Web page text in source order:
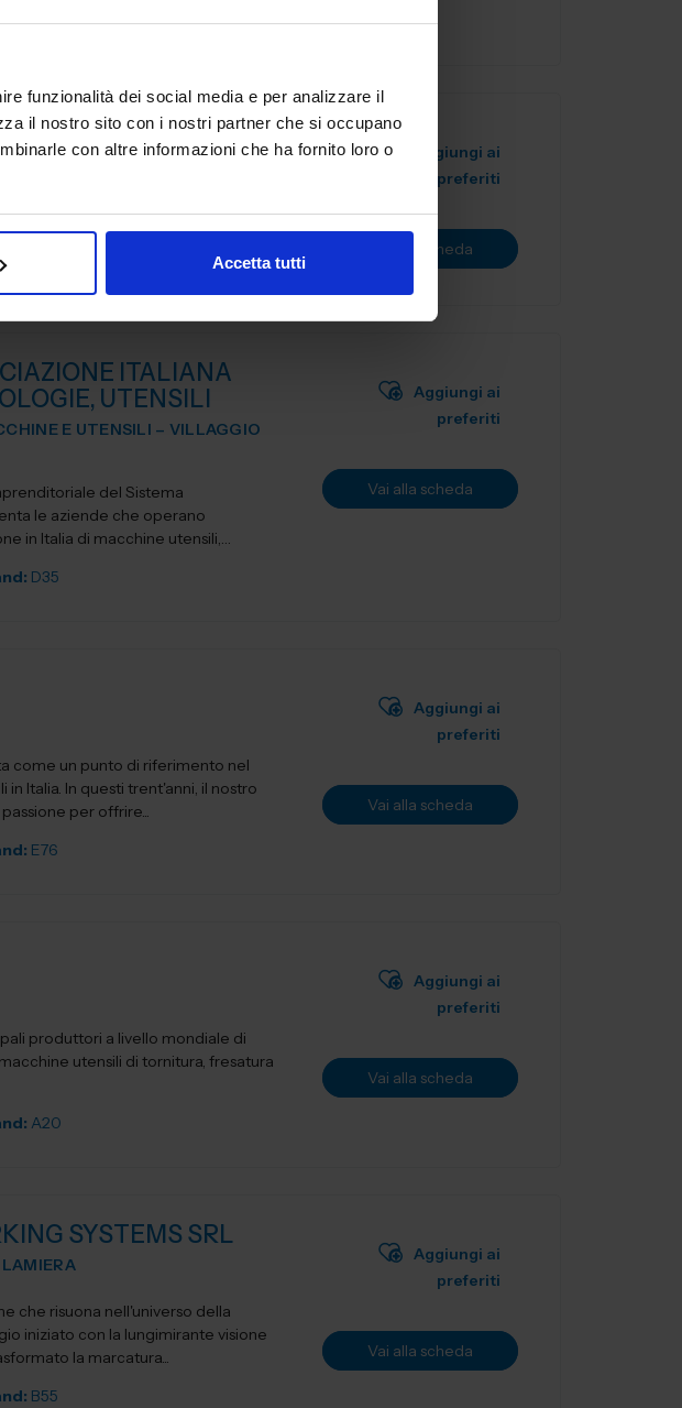
funzionalità dei social media e per analizzare il
il nostro sito con i nostri partner che si occupano
con altre informazioni che ha fornito loro o
Accetta tutti
D49
D20
Aggiungi ai
preferiti
Vai alla scheda
ITALIANA
UTENSILI
E UTENSILI – VILLAGGIO
del Sistema
le aziende che operano
in Italia di macchine utensili,
D35
Aggiungi ai
preferiti
Vai alla scheda
come un punto di riferimento nel
Italia. In questi trent'anni, il nostro
per offrire...
E76
Aggiungi ai
preferiti
Vai alla scheda
produttori a livello mondiale di
utensili di tornitura, fresatura
A20
Aggiungi ai
preferiti
Vai alla scheda
SYSTEMS SRL
che risuona nell'universo della
iniziato con la lungimirante visione
la marcatura...
B55
Aggiungi ai
preferiti
Vai alla scheda